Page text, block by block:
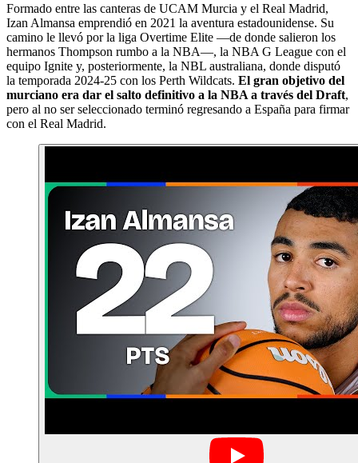
Formado entre las canteras de UCAM Murcia y el Real Madrid,
Izan Almansa emprendió en 2021 la aventura estadounidense. Su
camino le llevó por la liga Overtime Elite —de donde salieron los
hermanos Thompson rumbo a la NBA—, la NBA G League con el
equipo Ignite y, posteriormente, la NBL australiana, donde disputó
la temporada 2024-25 con los Perth Wildcats. El gran objetivo del
murciano era dar el salto definitivo a la NBA a través del Draft,
pero al no ser seleccionado terminó regresando a España para firmar
con el Real Madrid.